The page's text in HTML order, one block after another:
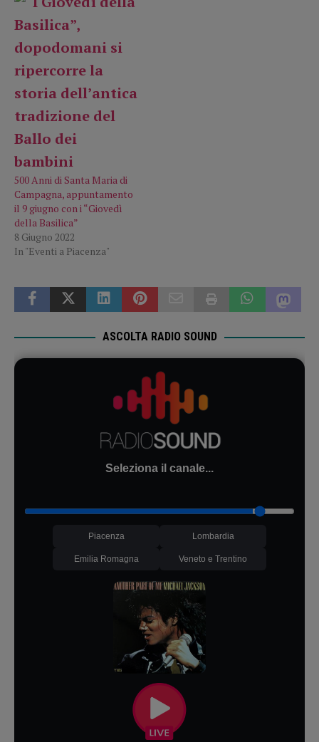
500 Anni di Santa Maria di
Campagna, appuntamento
il 9 giugno con i “Giovedì
della Basilica”
8 Giugno 2022
In "Eventi a Piacenza"
ASCOLTA RADIO SOUND
Seleziona il canale...
Piacenza Lombardia
Emilia Romagna Veneto e Trentino